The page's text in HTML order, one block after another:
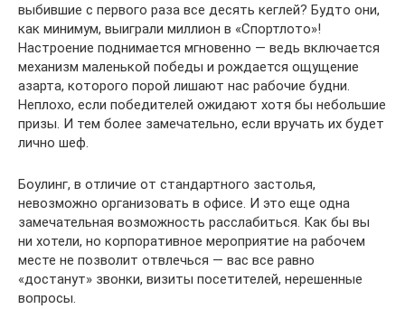
выбившие с первого раза все десять кеглей? Будто они,
как минимум, выиграли миллион в «Спортлото»!
Настроение поднимается мгновенно — ведь включается
механизм маленькой победы и рождается ощущение
азарта, которого порой лишают нас рабочие будни.
Неплохо, если победителей ожидают хотя бы небольшие
призы. И тем более замечательно, если вручать их будет
лично шеф.
Боулинг, в отличие от стандартного застолья,
невозможно организовать в офисе. И это еще одна
замечательная возможность расслабиться. Как бы вы
ни хотели, но корпоративное мероприятие на рабочем
месте не позволит отвлечься — вас все равно
«достанут» звонки, визиты посетителей, нерешенные
вопросы.